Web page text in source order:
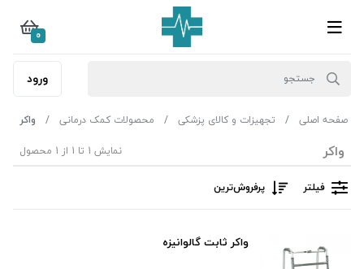
0
ورود
صفحه اصلی تجهیزات و کالای پزشکی محصولات کمک درمانی واکر
واکر نمایش 1 تا 1 از 1 محصول
فیلتر پرفروش‌ترین‌
واکر ثابت گالوانیزه